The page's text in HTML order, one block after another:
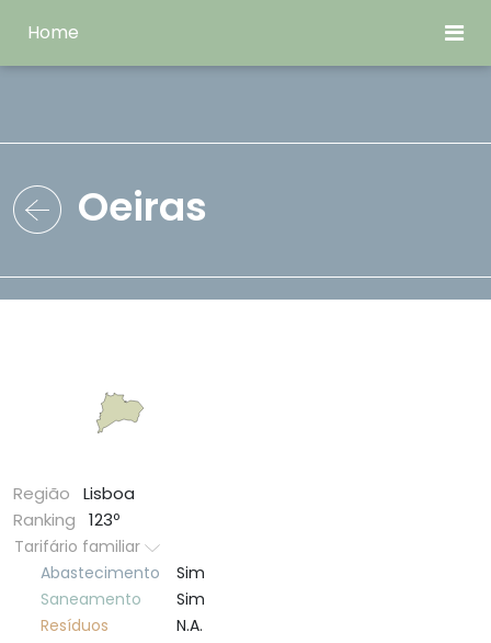
Home
Oeiras
Região
Lisboa
Ranking
123º
Tarifário familiar
Abastecimento
Sim
Saneamento
Sim
Resí­duos
N.A.